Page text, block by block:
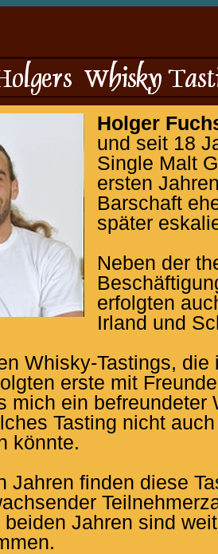
Holger
und seit 18
Single Malt
ersten
Barschaft
später
Neben der
erfolgten
Irland und
Whisky-Tastings, die
erste mit
mich ein befreundeter
Tasting nicht
könnte.
Jahren finden diese
Jahren sind